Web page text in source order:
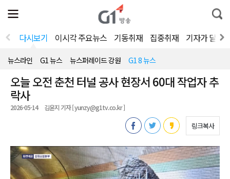
전
체
뉴
열
통
합
색
다시보기 이시각 주요뉴스 기동취재 집중취재 기자가 달려
뉴스라인 G1 뉴스 뉴스퍼레이드 강원 G1 8 뉴스
오늘 오전 춘천 터널 공사 현장서 60대 작업자 추
락사
2026-05-14 김윤지 기자 [ yunzy@g1tv.co.kr ]
링크복사